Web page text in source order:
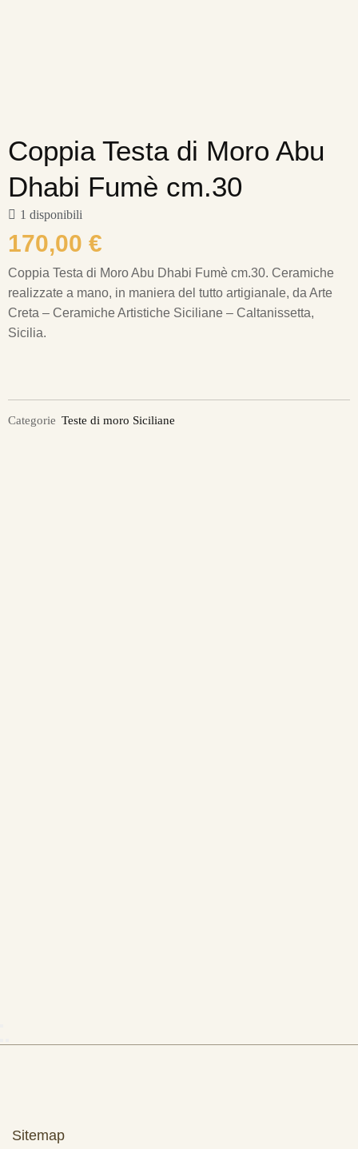
Coppia Testa di Moro Abu
Dhabi Fumè cm.30
1 disponibili
170,00 €
Coppia Testa di Moro Abu Dhabi Fumè cm.30. Ceramiche
realizzate a mano, in maniera del tutto artigianale, da Arte
Creta – Ceramiche Artistiche Siciliane – Caltanissetta,
Sicilia.
Categorie Teste di moro Siciliane
Sitemap